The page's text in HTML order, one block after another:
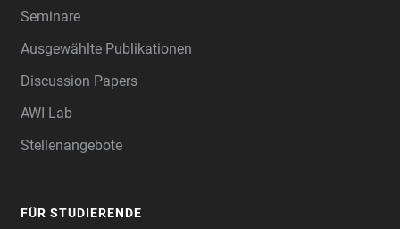
Seminare
Ausgewählte Publikationen
Discussion Papers
AWI Lab
Stellenangebote
FÜR STUDIERENDE